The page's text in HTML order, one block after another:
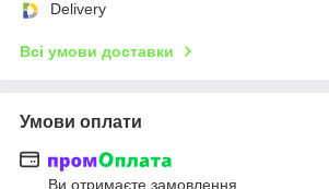
Delivery
Всі умови доставки
Умови оплати
Ви отримаєте замовлення